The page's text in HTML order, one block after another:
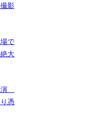
影
で
大
演
憑